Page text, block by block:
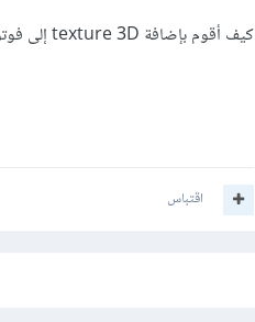
كيف أقوم بإضافة texture 3D إلى فوتوشوب؟
اقتباس